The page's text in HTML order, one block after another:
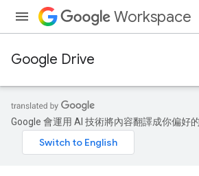
Workspace
Google Drive
Google 會運用 AI 技術將內容翻譯成你偏好